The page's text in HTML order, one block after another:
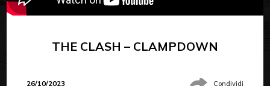
THE CLASH – CLAMPDOWN
26/10/2023 Condividi